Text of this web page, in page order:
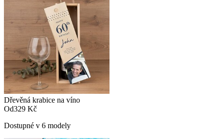
Dřevěná krabice na víno
Od329 Kč
Dostupné v 6 modely